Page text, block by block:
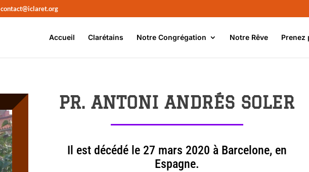
contact@iclaret.org
Accueil Clarétains Notre Congrégation Notre Rêve Prenez
PR. ANTONI ANDRÉS SOLER
Il est décédé le 27 mars 2020 à Barcelone, en
Espagne.